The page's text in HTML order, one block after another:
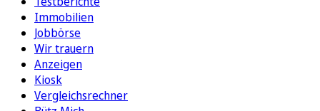
Immobilien
Jobbörse
Wir trauern
Anzeigen
Kiosk
Vergleichsrechner